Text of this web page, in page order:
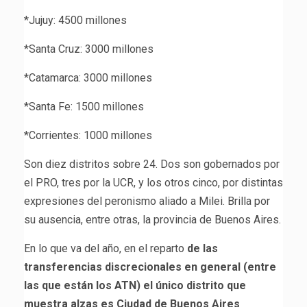
*Jujuy: 4500 millones
*Santa Cruz: 3000 millones
*Catamarca: 3000 millones
*Santa Fe: 1500 millones
*Corrientes: 1000 millones
Son diez distritos sobre 24. Dos son gobernados por
el PRO, tres por la UCR, y los otros cinco, por distintas
expresiones del peronismo aliado a Milei. Brilla por
su ausencia, entre otras, la provincia de Buenos Aires.
En lo que va del año, en el reparto de las
transferencias discrecionales en general (entre
las que están los ATN) el único distrito que
muestra alzas es Ciudad de Buenos Aires